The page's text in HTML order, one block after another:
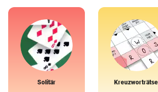
Solitär